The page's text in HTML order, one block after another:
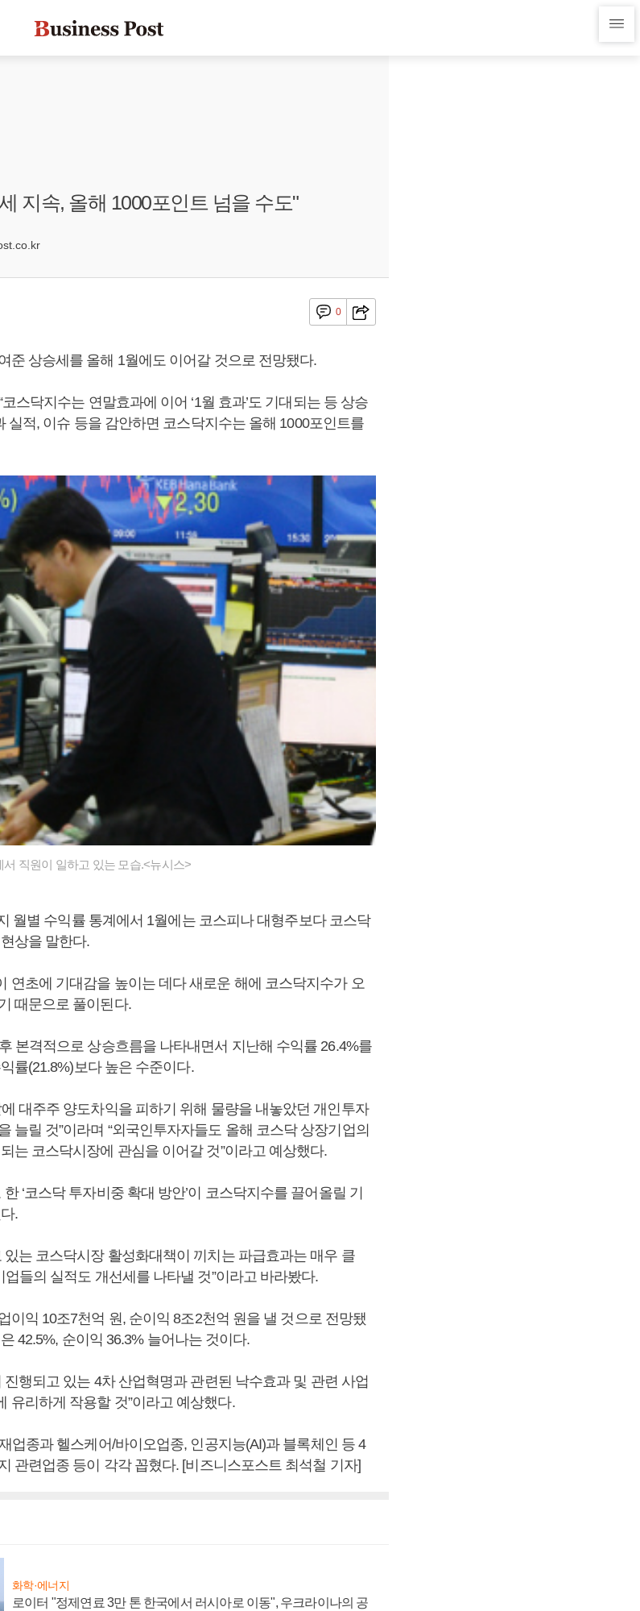
지속, 올해 1000포인트 넘을 수도"
0
준 상승세를 올해 1월에도 이어갈 것으로 전망됐다.
스닥지수는 연말효과에 이어 ‘1월 효과’도 기대되는 등 상승
실적, 이슈 등을 감안하면 코스닥지수는 올해 1000포인트를
직원이 일하고 있는 모습.<뉴시스>
월별 수익률 통계에서 1월에는 코스피나 대형주보다 코스닥
상을 말한다.
연초에 기대감을 높이는 데다 새로운 해에 코스닥지수가 오
때문으로 풀이된다.
본격적으로 상승흐름을 나타내면서 지난해 수익률 26.4%를
률(21.8%)보다 높은 수준이다.
대주주 양도차익을 피하기 위해 물량을 내놓았던 개인투자
늘릴 것”이라며 “외국인투자자들도 올해 코스닥 상장기업의
는 코스닥시장에 관심을 이어갈 것”이라고 예상했다.
‘코스닥 투자비중 확대 방안’이 코스닥지수를 끌어올릴 기
.
있는 코스닥시장 활성화대책이 끼치는 파급효과는 매우 클
업들의 실적도 개선세를 나타낼 것”이라고 바라봤다.
이익 10조7천억 원, 순이익 8조2천억 원을 낼 것으로 전망됐
42.5%, 순이익 36.3% 늘어나는 것이다.
행되고 있는 4차 산업혁명과 관련된 낙수효과 및 관련 사업
유리하게 작용할 것”이라고 예상했다.
업종과 헬스케어/바이오업종, 인공지능(AI)과 블록체인 등 4
관련업종 등이 각각 꼽혔다. [비즈니스포스트 최석철 기자]
화학·에너지
로이터 "정제연료 3만 톤 한국에서 러시아로 이동", 우크라이나의 공